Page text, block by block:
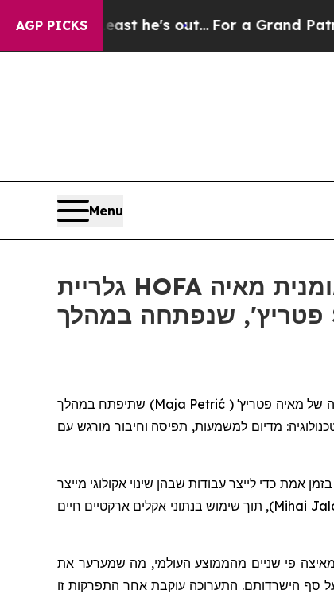
AGP PICKS
at Least he's out...For a Grand Patriotic
Menu
גלריית HOFA מציגה את התערוכה "דגימות זמן: הנשגב המקולקל" של האומנית מאיה
של מאיה פטריץ'
(
Maja Petrić
) שתיפתח במהלך
לטכנולוגיה: מדיום למשמעות, תפיסה וחיבור מורגש עם
אמת כדי לייצר עבודות שבהן שינוי אקולוגי מייצר
Mihai
), תוך שימוש בנתוני אקלים ארקטיים חיים
מאיצה פי שניים מהממוצע העולמי, מה שמערער את
על סף הישרדותם. התערוכה עוקבת אחר התפרקות זו